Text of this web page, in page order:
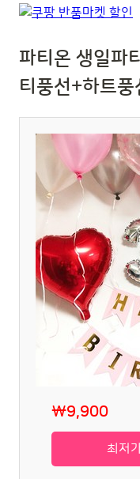
파티온 생일파
티풍선+하트풍
₩9,900
최저